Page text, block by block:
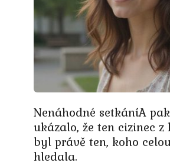
Nenáhodné setkáníA
ukázalo, že ten cizinec
byl právě ten, koho
hledala.